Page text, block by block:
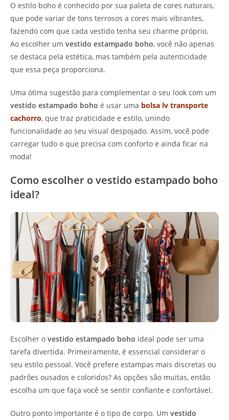
O estilo boho é conhecido por sua paleta de cores naturais,
que pode variar de tons terrosos a cores mais vibrantes,
fazendo com que cada vestido tenha seu charme próprio.
Ao escolher um vestido estampado boho, você não apenas
se destaca pela estética, mas também pela autenticidade
que essa peça proporciona.
Uma ótima sugestão para complementar o seu look com um
vestido estampado boho é usar uma bolsa lv transporte
cachorro, que traz praticidade e estilo, unindo
funcionalidade ao seu visual despojado. Assim, você pode
carregar tudo o que precisa com conforto e ainda ficar na
moda!
Como escolher o vestido estampado boho
ideal?
Escolher o vestido estampado boho ideal pode ser uma
tarefa divertida. Primeiramente, é essencial considerar o
seu estilo pessoal. Você prefere estampas mais discretas ou
padrões ousados e coloridos? As opções são muitas, então
escolha um que faça você se sentir confiante e confortável.
Outro ponto importante é o tipo de corpo. Um vestido